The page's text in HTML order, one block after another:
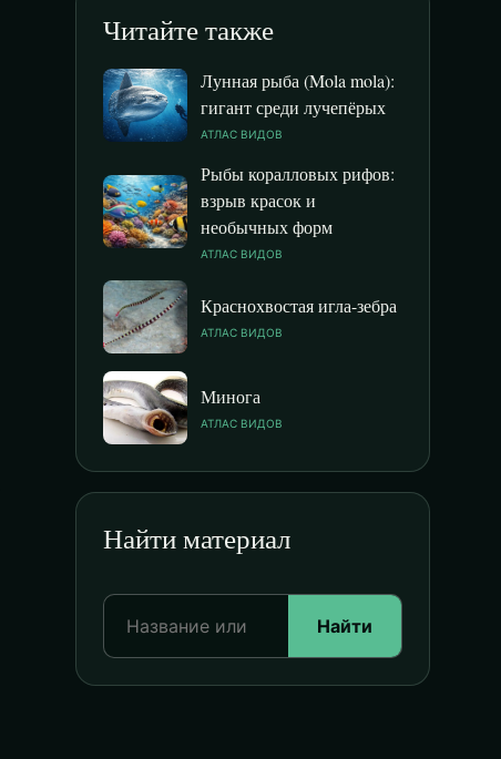
Читайте также
Лунная рыба (Mola mola):
гигант среди лучепёрых
АТЛАС ВИДОВ
Рыбы коралловых рифов:
взрыв красок и
необычных форм
АТЛАС ВИДОВ
Краснохвостая игла-зебра
АТЛАС ВИДОВ
Минога
АТЛАС ВИДОВ
Найти материал
Найти